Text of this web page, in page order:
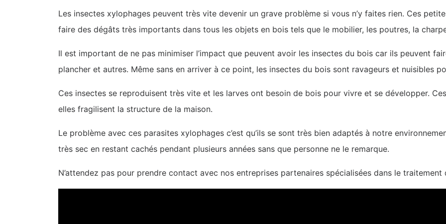
Les insectes xylophages peuvent très vite devenir un grave problème si vous n’y faites rien. Ces
faire des dégâts très importants dans tous les objets en bois tels que le mobilier, les poutres, la
Il est important de ne pas minimiser l’impact que peuvent avoir les insectes du bois car ils peuvent
plancher et autres. Même sans en arriver à ce point, les insectes du bois sont ravageurs et nuisibles
Ces insectes se reproduisent très vite et les larves ont besoin de bois pour vivre et se développer.
elles fragilisent la structure de la maison.
Le problème avec ces parasites xylophages c’est qu’ils se sont très bien adaptés à notre
très sec en restant cachés pendant plusieurs années sans que personne ne le remarque.
N’attendez pas pour prendre contact avec nos entreprises partenaires spécialisées dans le traitement